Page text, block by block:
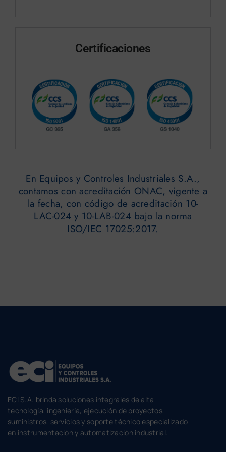
Certificaciones
En Equipos y Controles Industriales S.A.,
contamos con acreditación ONAC, vigente a
la fecha, con código de acreditación 10-
LAC-024 y 10-LAB-024 bajo la norma
ISO/IEC 17025:2017.
ECI S.A. brinda soluciones integrales de alta
tecnología, ingeniería, ejecución de proyectos,
suministros, servicios y soporte técnico especializado
en instrumentación y automatización industrial.